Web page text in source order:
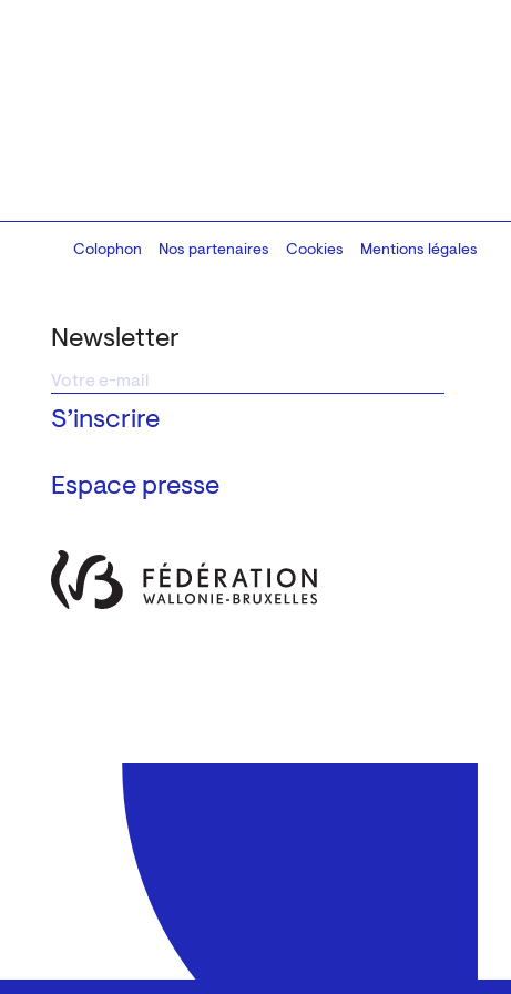
Newsletter
Espace presse
Colophon
Design:Marcel Kaczmarek, code:8080.studio
Nos partenaires Cookies Mentions légales